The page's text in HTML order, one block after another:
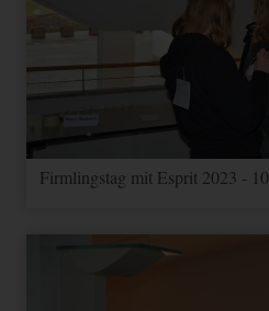
Firmlingstag mit Esprit 2023 - 10